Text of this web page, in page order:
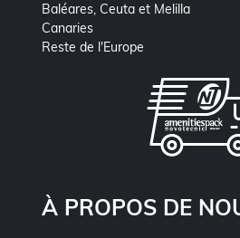
Baléares, Ceuta et Melilla
Canaries
Reste de l'Europe
À PROPOS DE